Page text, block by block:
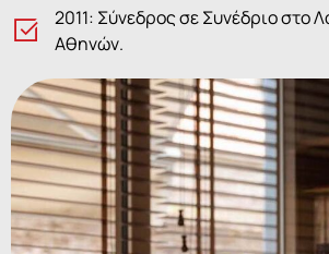
2011: Σύνεδρος σε Συνέδριο στο
Αθηνών.